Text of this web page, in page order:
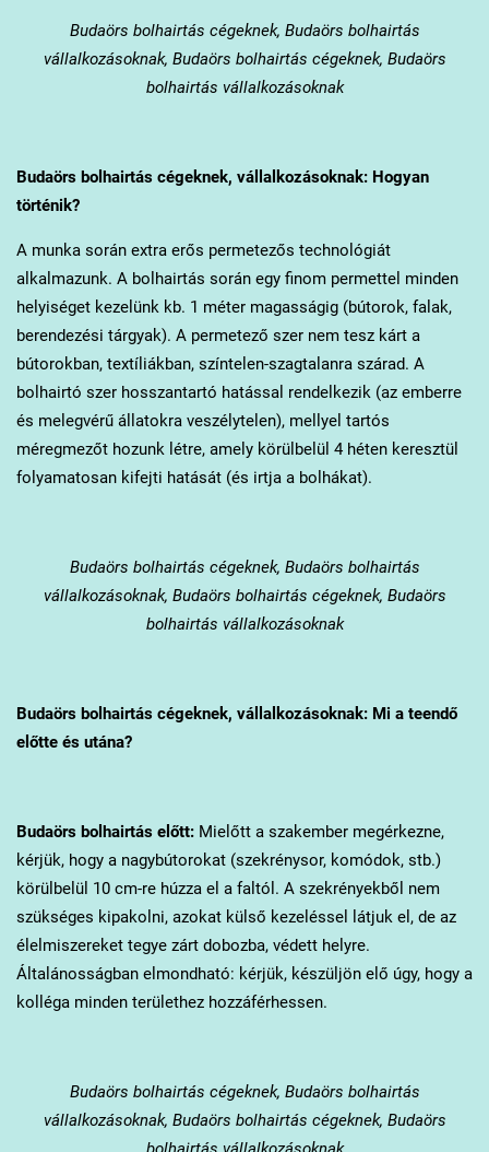
Budaörs bolhairtás cégeknek, Budaörs bolhairtás
vállalkozásoknak, Budaörs bolhairtás cégeknek, Budaörs
bolhairtás vállalkozásoknak
Budaörsbolhairtás cégeknek, vállalkozásoknak: Hogyan
történik?
A munka során extra erős permetezős technológiát
alkalmazunk. A bolhairtás során egy finom permettel minden
helyiséget kezelünk kb. 1 méter magasságig (bútorok, falak,
berendezési tárgyak). A permetező szer nem tesz kárt a
bútorokban, textíliákban, színtelen-szagtalanra szárad. A
bolhairtó szer hosszantartó hatással rendelkezik (az emberre
és melegvérű állatokra veszélytelen), mellyel tartós
méregmezőt hozunk létre, amely körülbelül 4 héten keresztül
folyamatosan kifejti hatását (és irtja a bolhákat).
Budaörs bolhairtás cégeknek, Budaörs bolhairtás
vállalkozásoknak, Budaörs bolhairtás cégeknek, Budaörs
bolhairtás vállalkozásoknak
Budaörsbolhairtás cégeknek, vállalkozásoknak: Mi a teendő
előtte és utána?
Budaörsbolhairtás előtt:Mielőtt a szakember megérkezne,
kérjük, hogy a nagybútorokat (szekrénysor, komódok, stb.)
körülbelül 10 cm-re húzza el a faltól. A szekrényekből nem
szükséges kipakolni, azokat külső kezeléssel látjuk el, de az
élelmiszereket tegye zárt dobozba, védett helyre.
Általánosságban elmondható: kérjük, készüljön elő úgy, hogy a
kolléga minden területhez hozzáférhessen.
Budaörs bolhairtás cégeknek, Budaörs bolhairtás
vállalkozásoknak, Budaörs bolhairtás cégeknek, Budaörs